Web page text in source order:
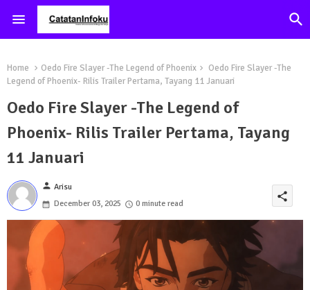
Home Oedo Fire Slayer -The Legend of Phoenix
Oedo Fire Slayer -The
Legend of Phoenix- Rilis Trailer Pertama, Tayang 11 Januari
Oedo Fire Slayer -The Legend of
Phoenix- Rilis Trailer Pertama, Tayang
11 Januari
person Arisu
December 03, 2025
0 minute read
share